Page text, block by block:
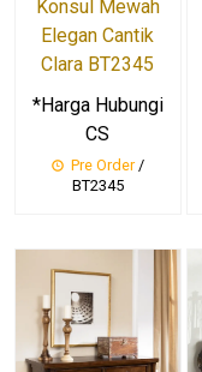
Konsul Mewah
Elegan Cantik
Clara BT2345
*Harga Hubungi
CS
Pre Order/
BT2345